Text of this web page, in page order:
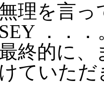
理を言っ
SEY ．．．
終的に、
けていただ